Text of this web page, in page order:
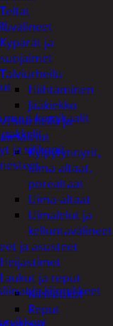
Teltat
Kypärät ja
suojaimet
Talviurheilu
Hiihtäminen
Jääkiekko
Vesiurheilu ja
uimalelut
Kylpytynnyrit,
uima-altaat,
porealtaat
Uima-altaat
Uimalelut ja
kelluntavälineet
ja asusteet
Heijastimet
Laukut ja reput
Käsilaukut
Reput
muut kemikaalit
ja silikonit
ja kiinnikkeet